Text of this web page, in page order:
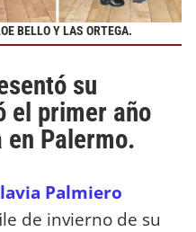
BELLO Y LAS ORTEGA.
su
el primer año
en Palermo.
Palmiero
de invierno de su